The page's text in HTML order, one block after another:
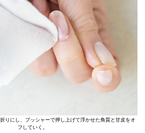
りにし、プッシャーで押し上げて浮かせた角質と甘皮をオ
フしていく。